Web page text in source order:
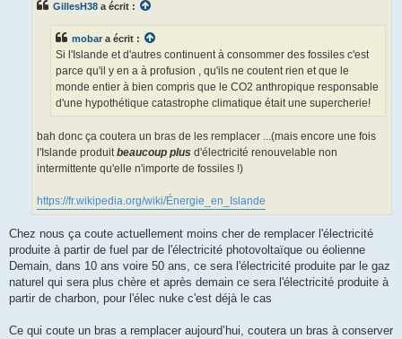
GillesH38 a écrit :
mobara écrit :
Si l'Islande et d'autres continuent à consommer des fossiles c'est
parce qu'il y en a à profusion , qu'ils ne coutent rien et que le
monde entier à bien compris que le CO2 anthropique responsable
d'une hypothétique catastrophe climatique était une supercherie!
bah donc ça coutera un bras de les remplacer ...(mais encore une fois
l'Islande produitbeaucoup plus d'électricité renouvelable non
intermittente qu'elle n'importe de fossiles !)
https://fr.wikipedia.org/wiki/Énergie_en_Islande
Chez nous ça coute actuellement moins cher de remplacer l'électricité
produite à partir de fuel par de l'électricité photovoltaïque ou éolienne
Demain, dans 10 ans voire 50 ans, ce sera l'électricité produite par le gaz
naturel qui sera plus chère et après demain ce sera l'électricité produite à
partir de charbon, pour l'élec nuke c'est déjà le cas
Ce qui coute un bras a remplacer aujourd’hui, coutera un bras à conserver